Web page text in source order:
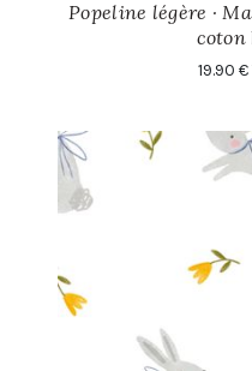
Popeline légère ·
coton
19.90